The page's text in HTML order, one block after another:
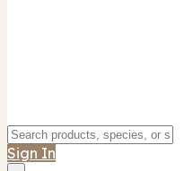
Sign In